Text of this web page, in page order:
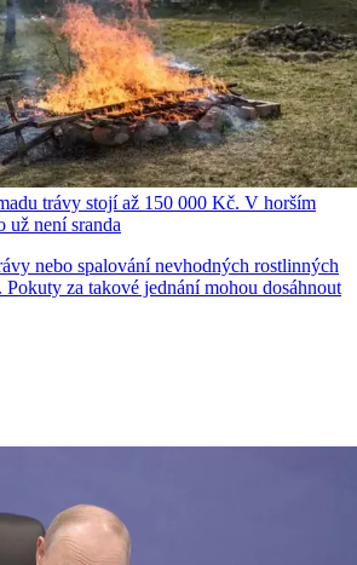
trávy stojí až 150 000 Kč. V horším
už není sranda
nebo spalování nevhodných rostlinných
Pokuty za takové jednání mohou dosáhnout